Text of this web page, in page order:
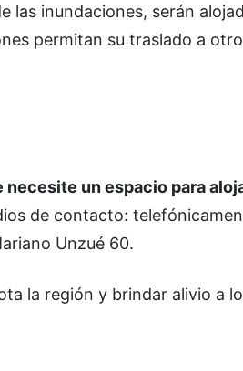
las inundaciones, serán
permitan su traslado a otro
un espacio para
de contacto:
Unzué 60.
la región y brindar alivio a